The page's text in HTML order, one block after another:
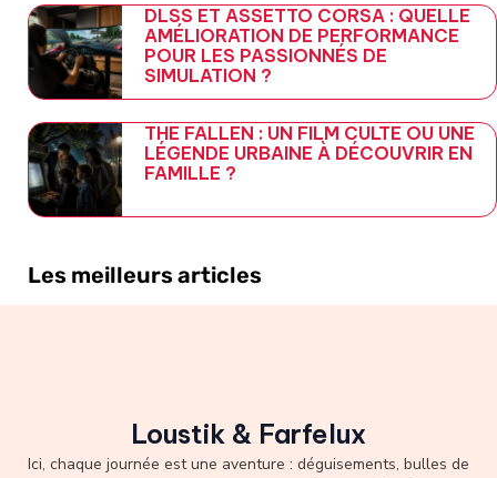
DLSS ET ASSETTO CORSA : QUELLE
AMÉLIORATION DE PERFORMANCE
POUR LES PASSIONNÉS DE
SIMULATION ?
THE FALLEN : UN FILM CULTE OU UNE
LÉGENDE URBAINE À DÉCOUVRIR EN
FAMILLE ?
Les meilleurs articles
Loustik & Farfelux
Ici, chaque journée est une aventure : déguisements, bulles de